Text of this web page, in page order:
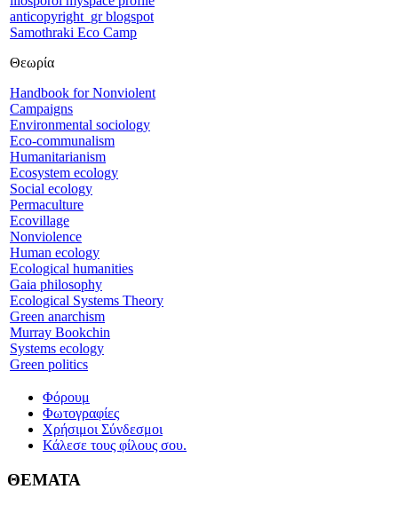
anticopyright_gr blogspot
Samothraki Eco Camp
Θεωρία
Handbook for Nonviolent
Campaigns
Environmental sociology
Eco-communalism
Humanitarianism
Ecosystem ecology
Social ecology
Permaculture
Ecovillage
Nonviolence
Human ecology
Ecological humanities
Gaia philosophy
Ecological Systems Theory
Green anarchism
Murray Bookchin
Systems ecology
Green politics
Φόρουμ
Φωτογραφίες
Χρήσιμοι Σύνδεσμοι
Κάλεσε τους φίλους σου.
ΘΕΜΑΤΑ